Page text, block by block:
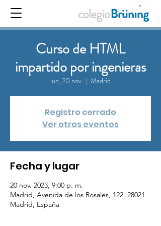
Curso de HTML
impartido por ingenieras
lun, 20 nov.
  |
Madrid
Registro cerrado
Ver otros eventos
Fecha y lugar
20 nov. 2023, 9:00 p. m.
Madrid, Avenida de los Rosales, 122, 28021
Madrid, España